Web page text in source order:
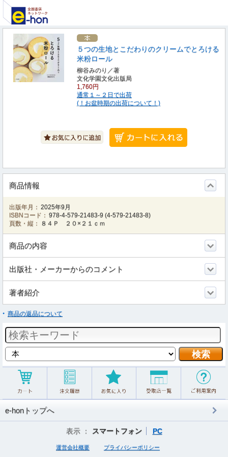
５つの生地とこだわりのクリームでとろける
米粉ロール
柳谷みのり／著
文化学園文化出版局
1,760円
通常１～２日で出荷
(！お盆時期の出荷について！)
商品情報
出版年月： 2025年9月
ISBNコード： 978-4-579-21483-9 (4-579-21483-8)
頁数・縦：
８４Ｐ ２０×２１ｃｍ
商品の内容
出版社・メーカーからのコメント
著者紹介
商品の返品について
e-honトップへ
表示 ： スマートフォン PC
運営会社概要 プライバシーポリシー